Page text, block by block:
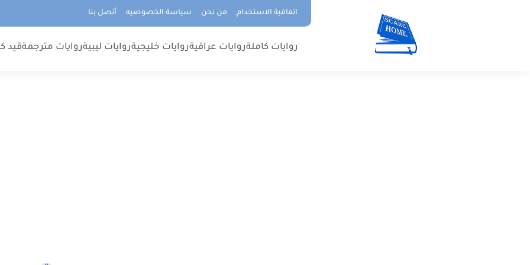
اتفاقية الاستخدام من نحن سياسة الخصوصيه أتصل بنا
روايات كاملةروايات عراقيةروايات خليجيةروايات ليبيةروايات مترجمةقيد